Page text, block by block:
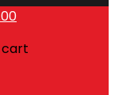
cart